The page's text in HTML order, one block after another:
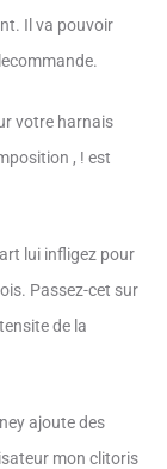
Il va pouvoir
votre harnais
, ! est
lui infligez pour
Passez-cet sur
de la
ajoute des
mon clitoris